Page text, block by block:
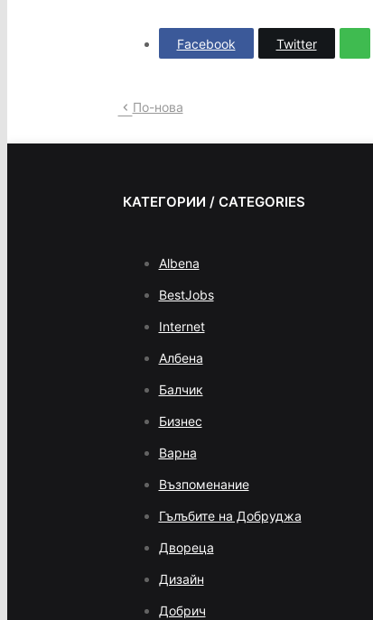
Facebook Twitter
По-нова
КАТЕГОРИИ / CATEGORIES
Albena
BestJobs
Internet
Албена
Балчик
Бизнес
Варна
Възпоменание
Гълъбите на Добруджа
Двореца
Дизайн
Добрич